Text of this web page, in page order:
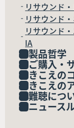
リサウンド
リサウンド
リサウンド
IA
製品哲学
ご購入・
きこえの
きこえの
難聴につ
ニュース